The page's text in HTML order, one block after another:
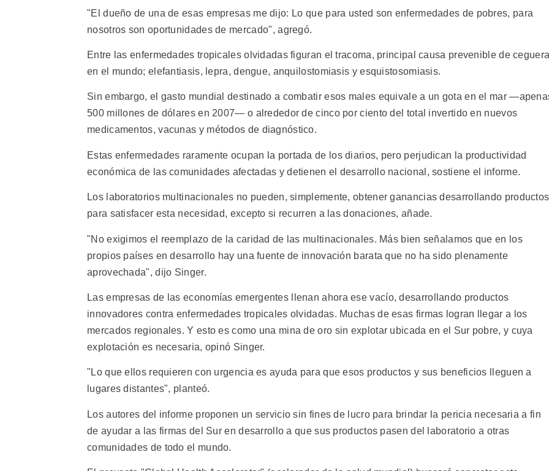
"El dueño de una de esas empresas me dijo: Lo que para usted son enfermedades de pobres, para
nosotros son oportunidades de mercado", agregó.
Entre las enfermedades tropicales olvidadas figuran el tracoma, principal causa prevenible de
en el mundo; elefantiasis, lepra, dengue, anquilostomiasis y esquistosomiasis.
Sin embargo, el gasto mundial destinado a combatir esos males equivale a un gota en el mar
500 millones de dólares en 2007— o alrededor de cinco por ciento del total invertido en nuevos
medicamentos, vacunas y métodos de diagnóstico.
Estas enfermedades raramente ocupan la portada de los diarios, pero perjudican la productividad
económica de las comunidades afectadas y detienen el desarrollo nacional, sostiene el informe.
Los laboratorios multinacionales no pueden, simplemente, obtener ganancias desarrollando productos
para satisfacer esta necesidad, excepto si recurren a las donaciones, añade.
"No exigimos el reemplazo de la caridad de las multinacionales. Más bien señalamos que en los
propios países en desarrollo hay una fuente de innovación barata que no ha sido plenamente
aprovechada", dijo Singer.
Las empresas de las economías emergentes llenan ahora ese vacío, desarrollando productos
innovadores contra enfermedades tropicales olvidadas. Muchas de esas firmas logran llegar a los
mercados regionales. Y esto es como una mina de oro sin explotar ubicada en el Sur pobre, y cuya
explotación es necesaria, opinó Singer.
"Lo que ellos requieren con urgencia es ayuda para que esos productos y sus beneficios lleguen a
lugares distantes", planteó.
Los autores del informe proponen un servicio sin fines de lucro para brindar la pericia necesaria a fin
de ayudar a las firmas del Sur en desarrollo a que sus productos pasen del laboratorio a otras
comunidades de todo el mundo.